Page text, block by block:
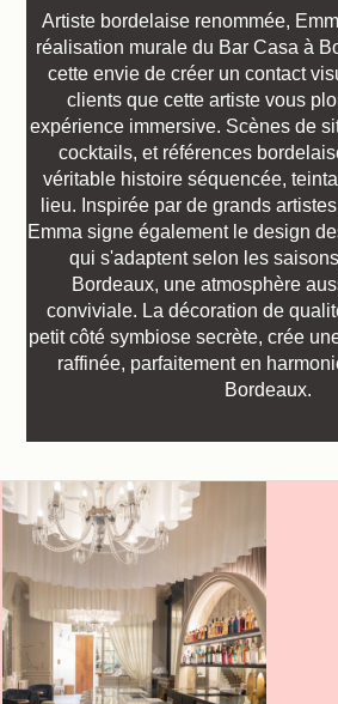
Artiste bordelaise renommée,
réalisation murale du Bar Casa à
cette envie de créer un contact
clients que cette artiste vous
expérience immersive. Scènes de
cocktails, et références
véritable histoire séquencée,
lieu. Inspirée par de grands
Emma signe également le design
qui s'adaptent selon les
Bordeaux, une atmosphère
conviviale. La décoration de
petit côté symbiose secrète, crée
raffinée, parfaitement en
Bordeaux.
La MaisonLes Chambres
Séminaires &
Nos PartenairesNos
Offres & ActualitésAccès
Nous contacter